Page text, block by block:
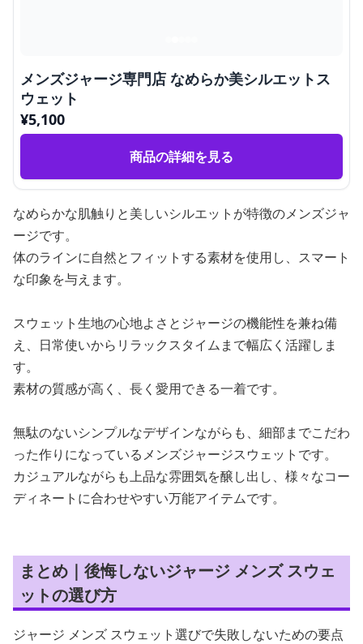
メンズジャージ専門店 なめらか美シルエットス
ウェット
¥5,100
商品の詳細を見る
なめらかな肌触りと美しいシルエットが特徴のメンズジャ
ージです。
体のラインに自然とフィットする素材を使用し、スマート
な印象を与えます。
スウェット生地の心地よさとジャージの機能性を兼ね備
え、日常使いからリラックスタイムまで幅広く活躍しま
す。
素材の質感が高く、長く愛用できる一着です。
無駄のないシンプルなデザインながらも、細部までこだわ
った作りになっているメンズジャージスウェットです。
カジュアルながらも上品な雰囲気を醸し出し、様々なコー
ディネートに合わせやすい万能アイテムです。
まとめ｜後悔しないジャージ メンズ スウェ
ットの選び方
ジャージ メンズ スウェット選びで失敗しないための要点